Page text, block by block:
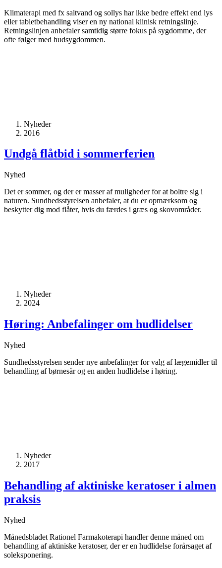
Klimaterapi med fx saltvand og sollys har ikke bedre effekt end lys
eller tabletbehandling viser en ny national klinisk retningslinje.
Retningslinjen anbefaler samtidig større fokus på sygdomme, der
ofte følger med hudsygdommen.
Nyheder
2016
Undgå flåtbid i sommerferien
Nyhed
Det er sommer, og der er masser af muligheder for at boltre sig i
naturen. Sundhedsstyrelsen anbefaler, at du er opmærksom og
beskytter dig mod flåter, hvis du færdes i græs og skovområder.
Nyheder
2024
Høring: Anbefalinger om hudlidelser
Nyhed
Sundhedsstyrelsen sender nye anbefalinger for valg af lægemidler til
behandling af børnesår og en anden hudlidelse i høring.
Nyheder
2017
Behandling af aktiniske keratoser i almen
praksis
Nyhed
Månedsbladet Rationel Farmakoterapi handler denne måned om
behandling af aktiniske keratoser, der er en hudlidelse forårsaget af
soleksponering.